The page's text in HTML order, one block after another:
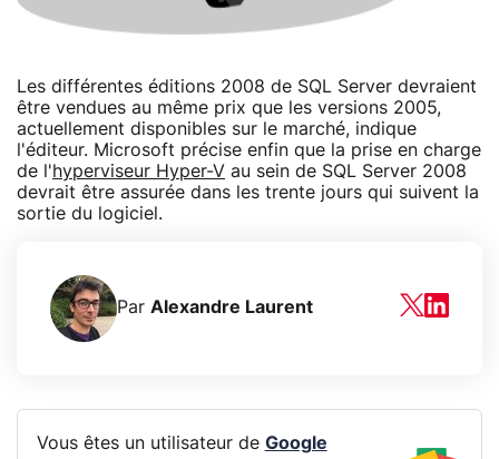
Les différentes éditions 2008 de SQL Server devraient
être vendues au même prix que les versions 2005,
actuellement disponibles sur le marché, indique
l'éditeur. Microsoft précise enfin que la prise en charge
de l'hyperviseur Hyper-V au sein de SQL Server 2008
devrait être assurée dans les trente jours qui suivent la
sortie du logiciel.
Par Alexandre Laurent
Vous êtes un utilisateur de Google